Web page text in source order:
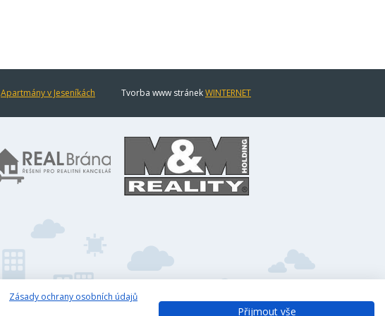
Apartmány v Jeseníkách Tvorba www stránekWINTERNET
Zásady ochrany osobních údajů
Přijmout vše